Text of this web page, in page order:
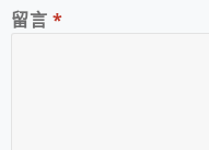
留言 *